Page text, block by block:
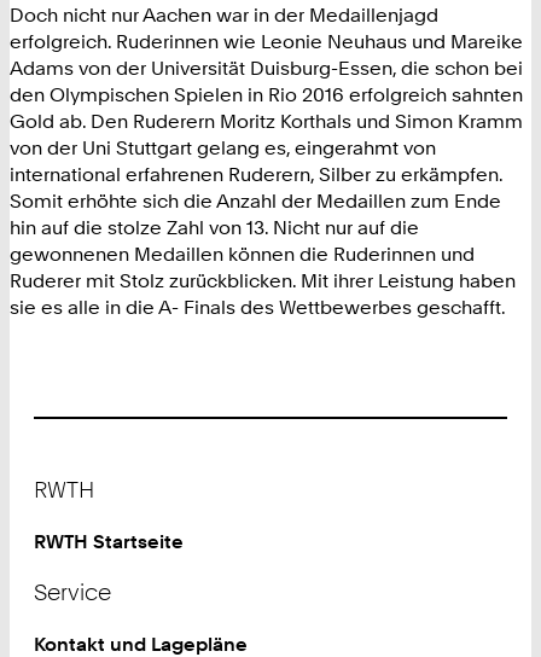
Doch nicht nur Aachen war in der Medaillenjagd
erfolgreich. Ruderinnen wie Leonie Neuhaus und Mareike
Adams von der Universität Duisburg-Essen, die schon bei
den Olympischen Spielen in Rio 2016 erfolgreich sahnten
Gold ab. Den Ruderern Moritz Korthals und Simon Kramm
von der Uni Stuttgart gelang es, eingerahmt von
international erfahrenen Ruderern, Silber zu erkämpfen.
Somit erhöhte sich die Anzahl der Medaillen zum Ende
hin auf die stolze Zahl von 13. Nicht nur auf die
gewonnenen Medaillen können die Ruderinnen und
Ruderer mit Stolz zurückblicken. Mit ihrer Leistung haben
sie es alle in die A- Finals des Wettbewerbes geschafft.
RWTH
RWTH Startseite
Service
Kontakt und Lagepläne